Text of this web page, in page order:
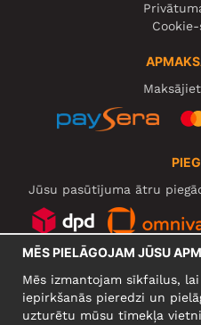
Jūsu pasūtījuma ātru
MĒS PIELĀGOJAM JŪSU
Mēs izmantojam sīkfailus,
iepirkšanās pieredzi un
uzturētu mūsu tīmekļa